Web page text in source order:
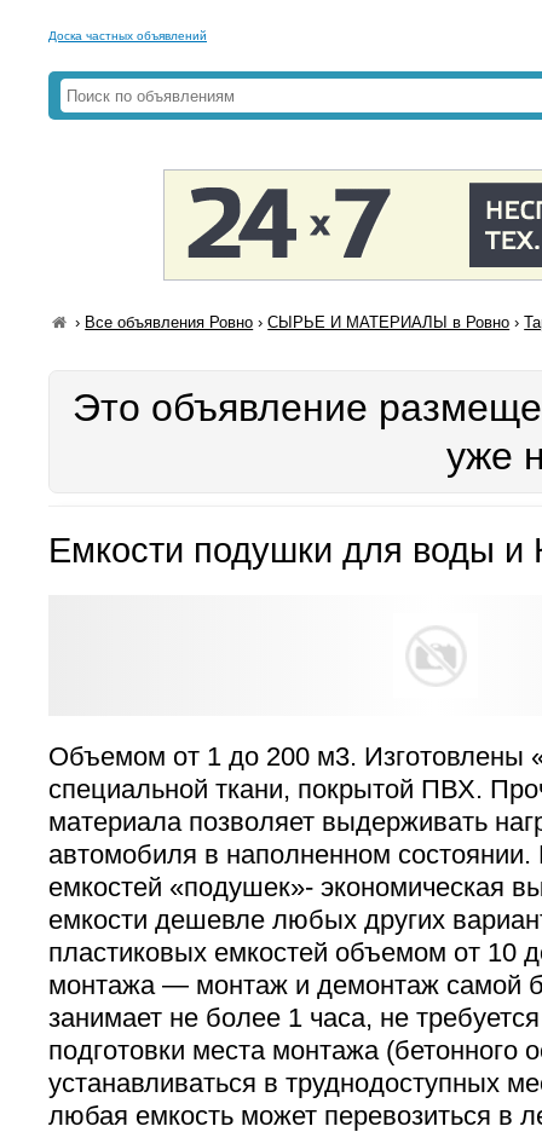
Доска частных объявлений
› Все объявления Ровно ›СЫРЬЕ И МАТЕРИАЛЫ в Ровно ›
Это объявление
уже
Емкости подушки для воды и
Объемом от 1 до 200 м3. Изготовлены
специальной ткани, покрытой ПВХ.
материала позволяет выдерживать
автомобиля в наполненном
емкостей «подушек»- экономическая
емкости дешевле любых других
пластиковых емкостей объемом от 10
монтажа — монтаж и демонтаж самой
занимает не более 1 часа, не
подготовки места монтажа (бетонного
устанавливаться в труднодоступных
любая емкость может перевозиться в